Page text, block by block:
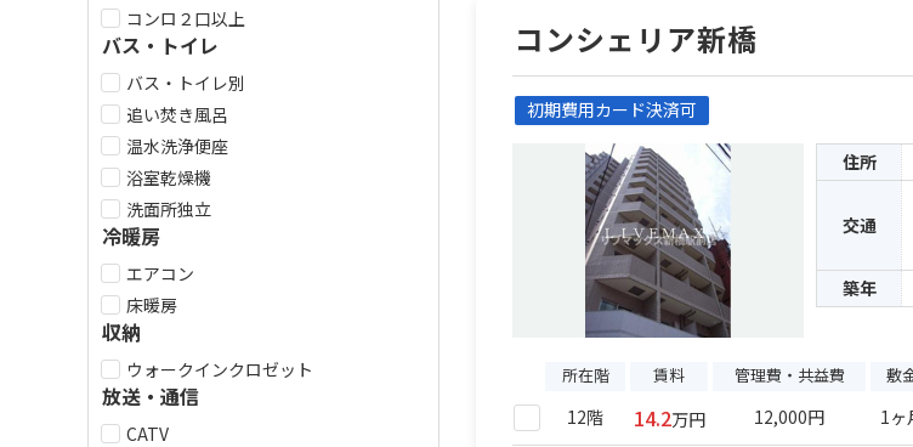
コンシェリア新橋
初期費用カード決済可
住所
交通
築年
所在階 賃料 管理費・共益費 敷
12階 14.2万円 12,000円 1ヶ
コンロ２口以上
バス・トイレ
バス・トイレ別
追い焚き風呂
温水洗浄便座
浴室乾燥機
洗面所独立
冷暖房
エアコン
床暖房
収納
ウォークインクロゼット
放送・通信
CATV